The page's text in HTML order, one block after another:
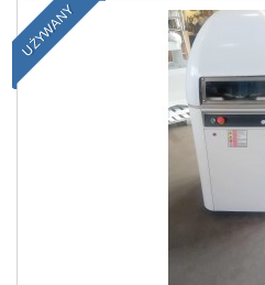
UŻYWANY